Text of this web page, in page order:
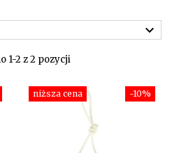

1-2 z 2 pozycji
-10%
niższa cena